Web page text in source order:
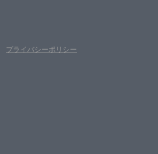
プライバシーポリシー